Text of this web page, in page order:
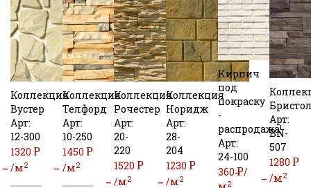
Коллекция
Вустер
Арт:
12-300
1320 Р
УБ
/м2
Коллекция
Телфорд
Арт:
10-250
1450 Р
УБ
/м2
Коллекция
Рочестер
Арт:
20-
220
1520Р
/м2
Коллекция
Норидж
Арт:
28-
204
1230 Р
/м2
Кирпич
под
покраску
-
распродажа!
Арт:
24-100
360Р/
2
Арт:
BN-
507
1280Р
/м2